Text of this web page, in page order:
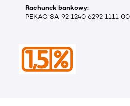
Rachunek bankowy:
PEKAO SA 92 1240 6292 1111